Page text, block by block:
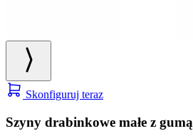
Skonfiguruj teraz
Szyny drabinkowe małe z gumą